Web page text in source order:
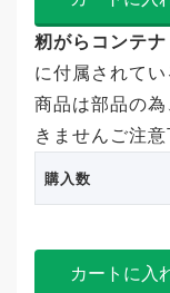
籾がらコンテ
に付属されて
商品は部品の
きませんご注
購入数